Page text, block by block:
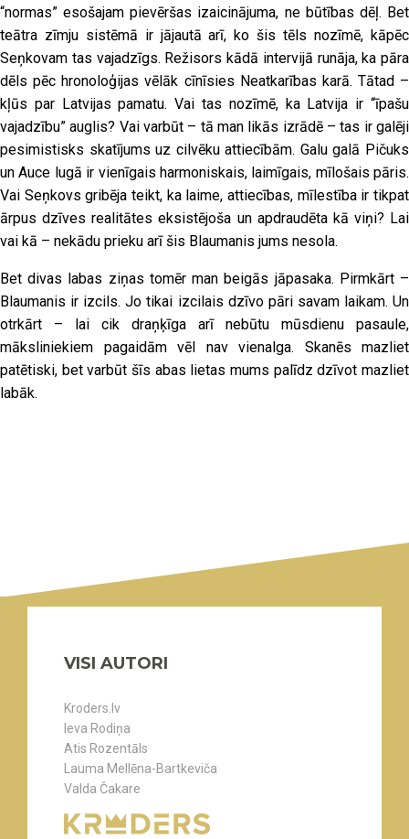
“normas” esošajam pievēršas izaicinājuma, ne būtības dēļ. Bet
teātra zīmju sistēmā ir jājautā arī, ko šis tēls nozīmē, kāpēc
Seņkovam tas vajadzīgs. Režisors kādā intervijā runāja, ka pāra
dēls pēc hronoloģijas vēlāk cīnīsies Neatkarības karā. Tātad –
kļūs par Latvijas pamatu. Vai tas nozīmē, ka Latvija ir “īpašu
vajadzību” auglis? Vai varbūt – tā man likās izrādē – tas ir galēji
pesimistisks skatījums uz cilvēku attiecībām. Galu galā Pičuks
un Auce lugā ir vienīgais harmoniskais, laimīgais, mīlošais pāris.
Vai Seņkovs gribēja teikt, ka laime, attiecības, mīlestība ir tikpat
ārpus dzīves realitātes eksistējoša un apdraudēta kā viņi? Lai
vai kā – nekādu prieku arī šis Blaumanis jums nesola.
Bet divas labas ziņas tomēr man beigās jāpasaka. Pirmkārt –
Blaumanis ir izcils. Jo tikai izcilais dzīvo pāri savam laikam. Un
otrkārt – lai cik draņķīga arī nebūtu mūsdienu pasaule,
māksliniekiem pagaidām vēl nav vienalga. Skanēs mazliet
patētiski, bet varbūt šīs abas lietas mums palīdz dzīvot mazliet
labāk.
VISI AUTORI
Kroders.lv
Ieva Rodiņa
Atis Rozentāls
Lauma Mellēna-Bartkeviča
Valda Čakare